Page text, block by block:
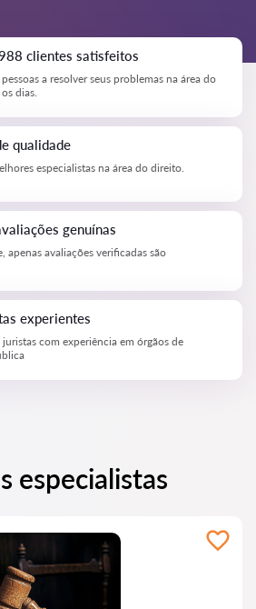
clientes satisfeitos
a resolver seus problemas na área do
dias.
qualidade
especialistas na área do direito.
genuínas
apenas avaliações verificadas são
experientes
com experiência em órgãos de
especialistas